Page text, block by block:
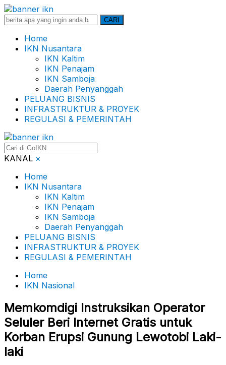
Search
CARI
Home
IKN Nusantara
IKN Kaltim
IKN Penajam
IKN Samboja
Daerah Penyanggah
PELUANG BISNIS
INFRASTRUKTUR & PROYEK
REGULASI & PEMERINTAH
KANAL ×
Home
IKN Nusantara
IKN Kaltim
IKN Penajam
IKN Samboja
Daerah Penyanggah
PELUANG BISNIS
INFRASTRUKTUR & PROYEK
REGULASI & PEMERINTAH
Home
IKN Nasional
Memkomdigi Instruksikan Operator
Seluler Beri Internet Gratis untuk
Korban Erupsi Gunung Lewotobi Laki-
laki